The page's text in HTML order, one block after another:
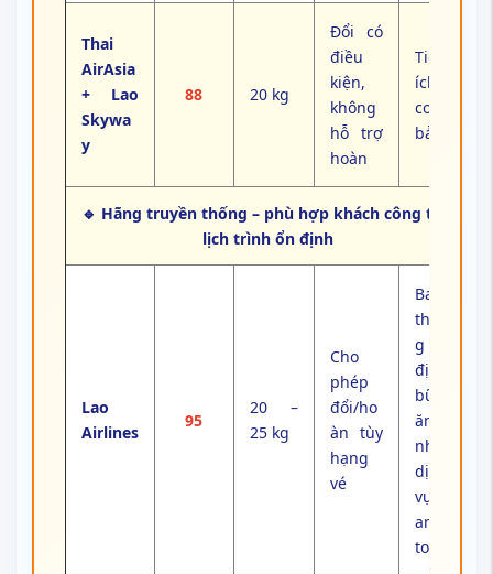
Thai
AirAsia
+ Lao
Skywa
y
88 20 kg
Đổi có
điều
kiện,
không
hỗ trợ
hoàn
Tiện
ích
cơ
bản
🔹 Hãng truyền thống – phù hợp khách công tác,
lịch trình ổn định
Lao
Airlines
95
20 –
25 kg
Cho
phép
đổi/ho
àn tùy
hạng
vé
Bay
thẳn
g ổn
định,
bữa
ăn
nhẹ,
dịch
vụ
an
toàn